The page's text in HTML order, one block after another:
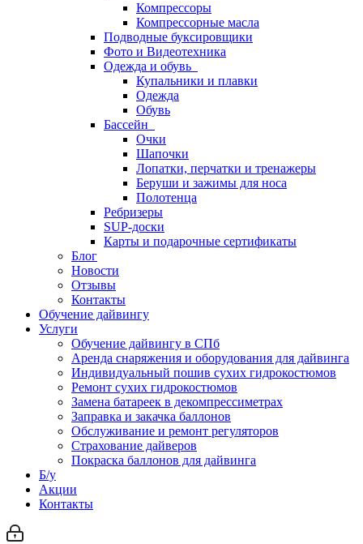
Компрессоры
Компрессорные масла
Подводные буксировщики
Фото и Видеотехника
Одежда и обувь
Купальники и плавки
Одежда
Обувь
Бассейн
Очки
Шапочки
Лопатки, перчатки и тренажеры
Беруши и зажимы для носа
Полотенца
Ребризеры
SUP-доски
Карты и подарочные сертификаты
Блог
Новости
Отзывы
Контакты
Обучение дайвингу
Услуги
Обучение дайвингу в СПб
Аренда снаряжения и оборудования для дайвинга
Индивидуальный пошив сухих гидрокостюмов
Ремонт сухих гидрокостюмов
Замена батареек в декомпрессиметрах
Заправка и закачка баллонов
Обслуживание и ремонт регуляторов
Страхование дайверов
Покраска баллонов для дайвинга
Б/у
Акции
Контакты